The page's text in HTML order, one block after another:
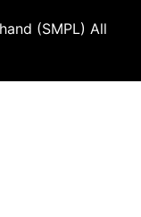
(SMPL) All